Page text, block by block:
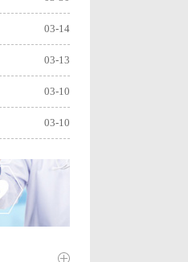
03-14
03-13
03-10
03-10